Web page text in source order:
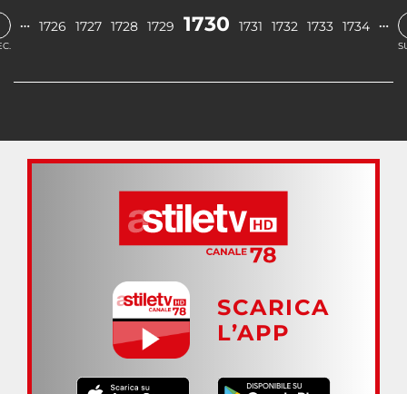
… 1726 1727 1728 1729 1730 1731 1732 1733 1734 …
SCARICA
L’APP